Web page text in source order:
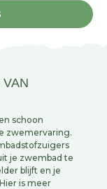
schoon
zwemervaring.
je zwembad te
blijft en je
is meer